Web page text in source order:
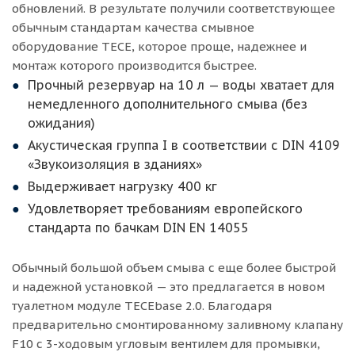
обновлений. В результате получили соответствующее
обычным стандартам качества смывное
оборудование TECE, которое проще, надежнее и
монтаж которого производится быстрее.
Прочный резервуар на 10 л — воды хватает для
немедленного дополнительного смыва (без
ожидания)
Акустическая группа I в соответствии с DIN 4109
«Звукоизоляция в зданиях»
Выдерживает нагрузку 400 кг
Удовлетворяет требованиям европейского
стандарта по бачкам DIN EN 14055
Обычный большой объем смыва с еще более быстрой
и надежной установкой — это предлагается в новом
туалетном модуле TECEbase 2.0. Благодаря
предварительно смонтированному заливному клапану
F10 с 3-ходовым угловым вентилем для промывки,